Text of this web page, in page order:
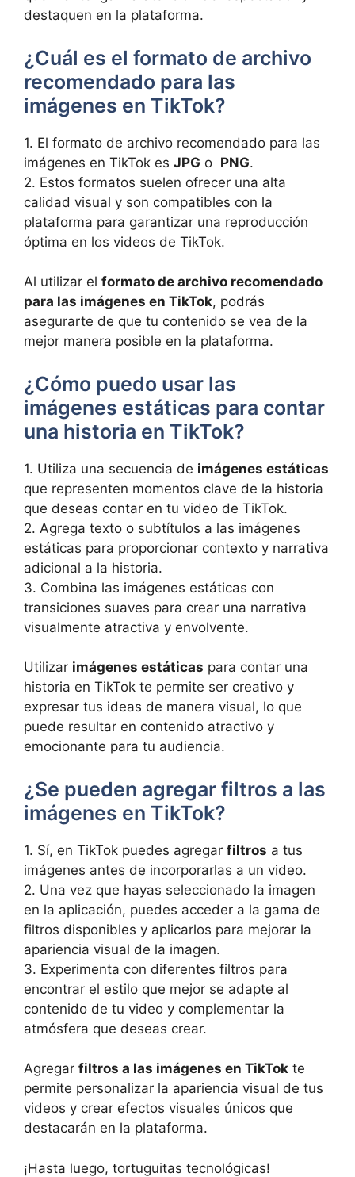
destaquen ⁣en⁢ la ‌plataforma.
¿Cuál es el formato de archivo
⁤recomendado ‌para las⁢
imágenes en TikTok?
1. ‍El formato de⁢ archivo recomendado⁣ para las
imágenes‍ en TikTok es JPG o ‍ PNG.
2. Estos​ formatos‍ suelen ofrecer una ‌alta
⁢calidad⁣ visual y son compatibles con la
plataforma para garantizar una reproducción
⁣óptima en‌ los videos ⁢de ‌TikTok.
Al utilizar‍ el formato de archivo recomendado
para‍ las imágenes en TikTok, podrás
asegurarte de que tu contenido se​ vea de la
mejor manera posible ⁤en​ la plataforma.
¿Cómo ⁣puedo usar las
imágenes estáticas para contar
una historia en TikTok?
1. Utiliza una secuencia de imágenes estáticas
‌que​ representen ⁣momentos clave de la​ historia
que deseas‌ contar​ en tu video‍ de‌ TikTok.
2. Agrega texto o subtítulos a las imágenes ​
estáticas⁢ para proporcionar contexto y narrativa
‌adicional a la historia.
3. Combina las imágenes​ estáticas⁤ con
transiciones suaves para crear‌ una⁣ narrativa
visualmente atractiva‌ y envolvente.
Utilizar imágenes estáticas para contar ​una⁤
historia en TikTok te⁢ permite​ ser ⁤creativo y
expresar tus⁢ ideas de manera visual, lo que
puede resultar⁢ en‍ contenido atractivo y
⁣emocionante​ para ⁢tu audiencia.
¿Se pueden‌ agregar filtros a las ​
imágenes en TikTok?
1. Sí, en TikTok‌ puedes agregar filtros a tus
imágenes antes⁤ de incorporarlas a un video.
2. Una vez que ⁤hayas seleccionado la ⁢imagen
en la ‍aplicación, puedes acceder a la gama de
filtros ​disponibles y aplicarlos para mejorar la
apariencia visual de la imagen.
3. Experimenta con diferentes filtros para
encontrar el estilo que mejor se adapte⁢ al
contenido de tu video y complementar la
⁣atmósfera que deseas crear.
Agregar filtros⁢ a las imágenes en TikTok te⁣
permite personalizar la ‌apariencia visual de tus
videos y crear efectos visuales únicos que
destacarán en la plataforma.
¡Hasta‍ luego, tortuguitas tecnológicas!